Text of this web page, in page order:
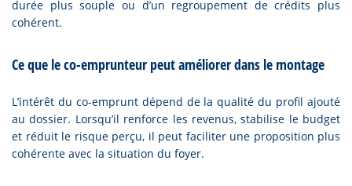
durée plus souple ou d’un regroupement de crédits plus
cohérent.
Ce que le co-emprunteur peut améliorer dans le montage
L’intérêt du co-emprunt dépend de la qualité du profil ajouté
au dossier. Lorsqu’il renforce les revenus, stabilise le budget
et réduit le risque perçu, il peut faciliter une proposition plus
cohérente avec la situation du foyer.